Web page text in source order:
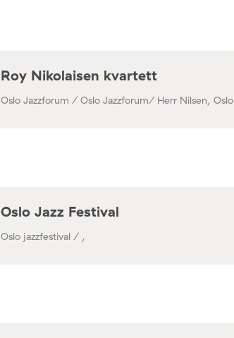
Roy Nikolaisen kvartett
Oslo Jazzforum / Oslo Jazzforum/ Herr Nilsen, Oslo
Oslo Jazz Festival
Oslo jazzfestival / ,